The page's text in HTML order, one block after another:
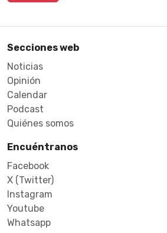
Secciones web
Noticias
Opinión
Calendar
Podcast
Quiénes somos
Encuéntranos
Facebook
X (Twitter)
Instagram
Youtube
Whatsapp